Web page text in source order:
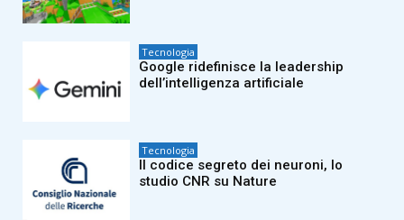
Tecnologia
Google ridefinisce la leadership
dell’intelligenza artificiale
Tecnologia
Il codice segreto dei neuroni, lo
studio CNR su Nature